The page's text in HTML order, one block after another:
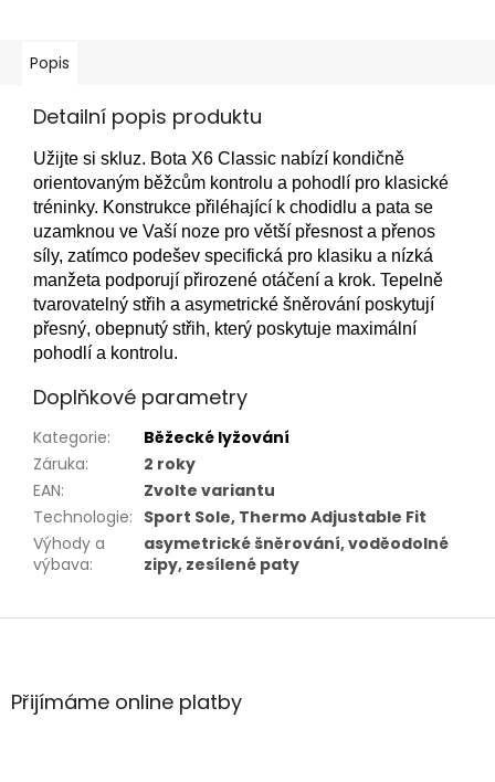
Popis
Detailní popis produktu
Užijte si skluz. Bota X6 Classic nabízí kondičně
orientovaným běžcům kontrolu a pohodlí pro klasické
tréninky. Konstrukce přiléhající k chodidlu a pata se
uzamknou ve Vaší noze pro větší přesnost a přenos
síly, zatímco podešev specifická pro klasiku a nízká
manžeta podporují přirozené otáčení a krok. Tepelně
tvarovatelný střih a asymetrické šněrování poskytují
přesný, obepnutý střih, který poskytuje maximální
pohodlí a kontrolu.
Doplňkové parametry
Kategorie:
Běžecké lyžování
Záruka:
2 roky
EAN:
Zvolte variantu
Technologie: Sport Sole, Thermo Adjustable Fit
Výhody a
výbava:
asymetrické šněrování, voděodolné
zipy, zesílené paty
Z
aPřijímáme online platby